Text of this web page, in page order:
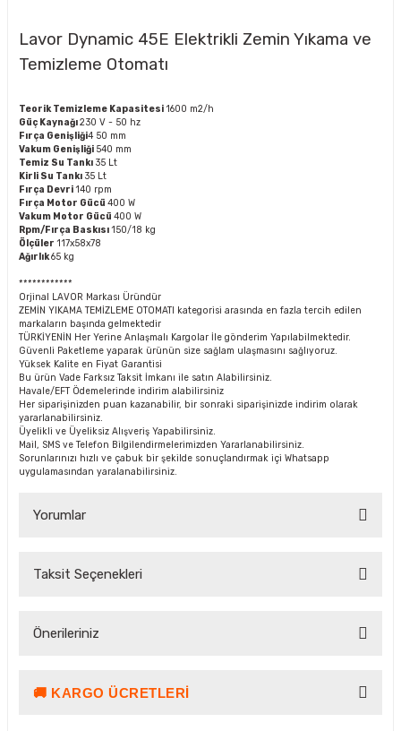
Lavor Dynamic 45E Elektrikli Zemin Yıkama ve
Temizleme Otomatı
Teorik Temizleme Kapasitesi1600 m2/h
Güç Kaynağı230 V - 50 hz
Fırça Genişliği4 50 mm
Vakum Genişliği 540 mm
Temiz Su Tankı 35 Lt
Kirli Su Tankı 35 Lt
Fırça Devri140 rpm
Fırça Motor Gücü 400 W
Vakum Motor Gücü 400 W
Rpm/Fırça Baskısı150/18 kg
Ölçüler 117x58x78
Ağırlık65 kg
************
Orjinal LAVOR Markası Üründür
ZEMİN YIKAMA TEMİZLEME OTOMATI kategorisi arasında en fazla tercih edilen
markaların başında gelmektedir
TÜRKİYENİN Her Yerine Anlaşmalı Kargolar İle gönderim Yapılabilmektedir.
Güvenli Paketleme yaparak ürünün size sağlam ulaşmasını sağlıyoruz.
Yüksek Kalite en Fiyat Garantisi
Bu ürün Vade Farksız Taksit İmkanı ile satın Alabilirsiniz.
Havale/EFT Ödemelerinde indirim alabilirsiniz
Her siparişinizden puan kazanabilir, bir sonraki siparişinizde indirim olarak
yararlanabilirsiniz.
Üyelikli ve Üyeliksiz Alışveriş Yapabilirsiniz.
Mail, SMS ve Telefon Bilgilendirmelerimizden Yararlanabilirsiniz.
Sorunlarınızı hızlı ve çabuk bir şekilde sonuçlandırmak içi Whatsapp
uygulamasından yaralanabilirsiniz.
Yorumlar
Taksit Seçenekleri
Önerileriniz
Bu ürünün fiyat bilgisi, resim, ürün açıklamalarında ve diğer
🚚 KARGO ÜCRETLERI